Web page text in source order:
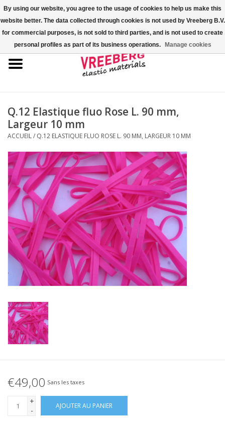
0 Articles - €0,00
Accueil
Élastiques colorés
Corde élastique
Élastiques pour palette
Élastiques en croix ou en H
Fastfix
Élastique noué
Offre élastiques noirs !
Offre élastiques Blanc !
Q.12 Elastique fluo Rose L. 90 mm,
Largeur 10 mm
ACCUEIL/ Q.12 ELASTIQUE FLUO ROSE L. 90 MM, LARGEUR 10 MM
€49,00 Sans les taxes
+
-
AJOUTER AU PANIER
By using our website, you agree to the usage of cookies to help us make this
website better. The data collected through cookies is not used by Vreeberg B.V.
for commercial purposes, is not sold to third parties, and is not used to create
personal profiles as part of its business operations.
Manage cookies